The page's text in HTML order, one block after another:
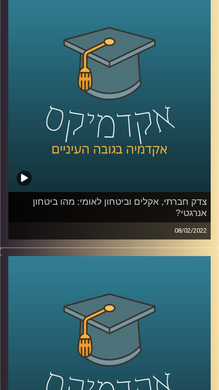
לקיימות, מציינת שיש עוד מקור ממנו יכולים להגיע שינויים.
האמצע. אז מיהם אותם "אנשי אמצע" ולמה הם כל כך
חשובים? האזינו לשיחה.
לשיחה שקיימתי עם פרופ' יעל פרג על מכסות פחמן אישיות –
לשיחה שקיימתי עם פרופ' יעל פרג על ביטחון אנרגיה –
צדק חברתי, אקלים וביטחון לאומי: מהו ביטחון
אנרגטי?
08/02/2022
איך מאזנים בין הרצון באספקה תמידית של אנרגיה לכולם לבין
קיימות ועד כמה נסכים לקבל את עליית מחירי החשמל כדי
פרופ' יעל פרג, סגנית דיקן בית הספר לקיימות, התארחה בפרק
הזה והעלתה את הסוגיות החברתיות, סביבתיות וביטחוניות
הנוגעות בביטחון אנרגטי.
לשיחה שקיימתי עם פרופ' פרג על מכסות פחמן אישיות –